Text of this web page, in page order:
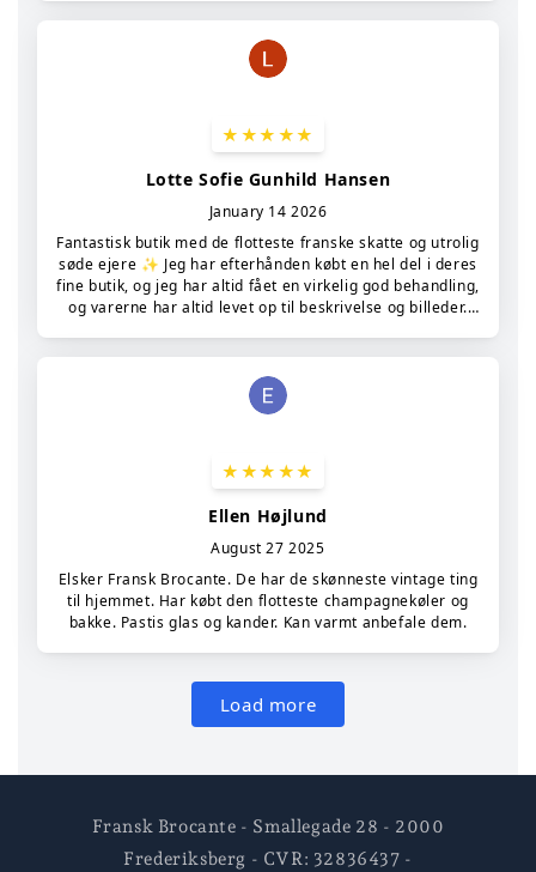
Fransk Brocante - Smallegade 28 - 2000
Frederiksberg - CVR: 32836437 -